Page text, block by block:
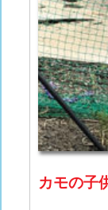
カモの子